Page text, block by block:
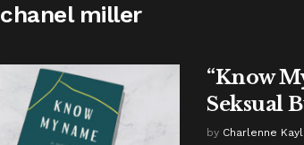
chanel miller
“Know
Seksual
by Charlenne